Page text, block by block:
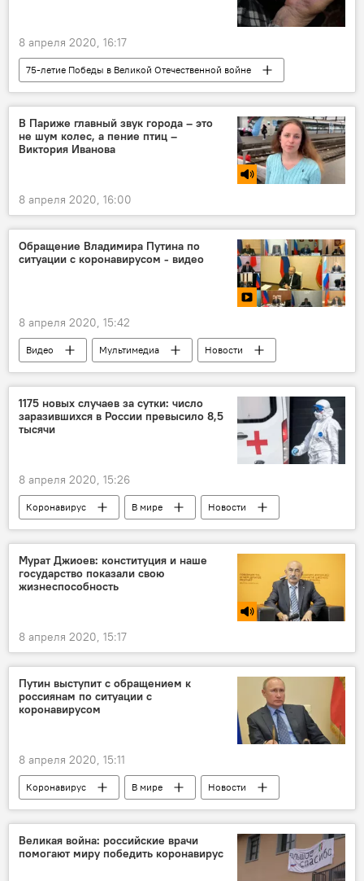
8 апреля 2020, 16:17
75-летие Победы в Великой Отечественной войне
Южная Осетия
Новости
Репортажи
В Париже главный звук города – это
не шум колес, а пение птиц –
Виктория Иванова
8 апреля 2020, 16:00
Обращение Владимира Путина по
ситуации с коронавирусом - видео
8 апреля 2020, 15:42
Видео Мультимедиа Новости
1175 новых случаев за сутки: число
заразившихся в России превысило 8,5
тысячи
8 апреля 2020, 15:26
Коронавирус В мире Новости
Мурат Джиоев: конституция и наше
государство показали свою
жизнеспособность
8 апреля 2020, 15:17
Путин выступит с обращением к
россиянам по ситуации с
коронавирусом
8 апреля 2020, 15:11
Коронавирус В мире Новости
Великая война: российские врачи
помогают миру победить коронавирус